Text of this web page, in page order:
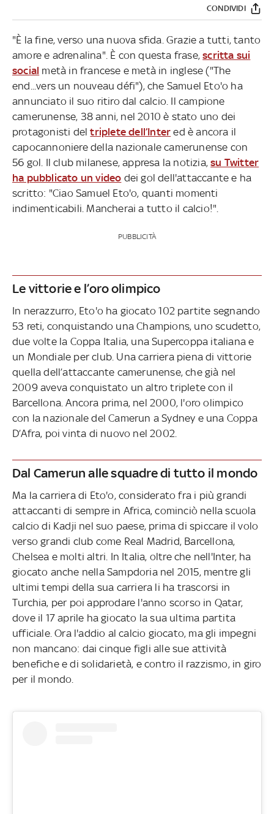
CONDIVIDI
"È la fine, verso una nuova sfida. Grazie a tutti, tanto
amore e adrenalina". È con questa frase,scritta sui
social metà in francese e metà in inglese ("The
end...vers un nouveau défi"), che Samuel Eto'o ha
annunciato il suo ritiro dal calcio. Il campione
camerunense, 38 anni, nel 2010 è stato uno dei
protagonisti deltriplete dell’Inter ed è ancora il
capocannoniere della nazionale camerunense con
56 gol. Il club milanese, appresa la notizia,su Twitter
ha pubblicato un video dei gol dell'attaccante e ha
scritto: "Ciao Samuel Eto'o, quanti momenti
indimenticabili. Mancherai a tutto il calcio!".
PUBBLICITÀ
Le vittorie e l’oro olimpico
In nerazzurro, Eto'o ha giocato 102 partite segnando
53 reti, conquistando una Champions, uno scudetto,
due volte la Coppa Italia, una Supercoppa italiana e
un Mondiale per club. Una carriera piena di vittorie
quella dell’attaccante camerunense, che già nel
2009 aveva conquistato un altro triplete con il
Barcellona. Ancora prima, nel 2000, l'oro olimpico
con la nazionale del Camerun a Sydney e una Coppa
D’Afra, poi vinta di nuovo nel 2002.
Dal Camerun alle squadre di tutto il mondo
Ma la carriera di Eto'o, considerato fra i più grandi
attaccanti di sempre in Africa, cominciò nella scuola
calcio di Kadji nel suo paese, prima di spiccare il volo
verso grandi club come Real Madrid, Barcellona,
Chelsea e molti altri. In Italia, oltre che nell'Inter, ha
giocato anche nella Sampdoria nel 2015, mentre gli
ultimi tempi della sua carriera li ha trascorsi in
Turchia, per poi approdare l'anno scorso in Qatar,
dove il 17 aprile ha giocato la sua ultima partita
ufficiale. Ora l'addio al calcio giocato, ma gli impegni
non mancano: dai cinque figli alle sue attività
benefiche e di solidarietà, e contro il razzismo, in giro
per il mondo.